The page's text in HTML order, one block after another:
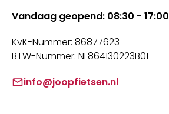
Vandaag geopend: 08:30 - 17:00
KvK-Nummer: 86877623
BTW-Nummer: NL864130223B01
info@joopfietsen.nl